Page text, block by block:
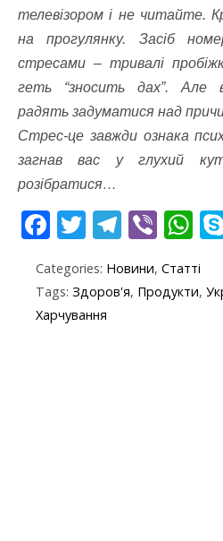
телевізором і не читайте.
на прогулянку. Засіб
стресами – тривалі
геть “зносить дах”. Але
радять задуматися над
Стрес-це завжди ознака
загнав вас у глухий
розібратися…
F
e
b
T
itt
er
T
e
gr
Vi
er
W
at
s
Categories: Новини, Статті
Tags: Здоров'я, Продукти,
Харчування